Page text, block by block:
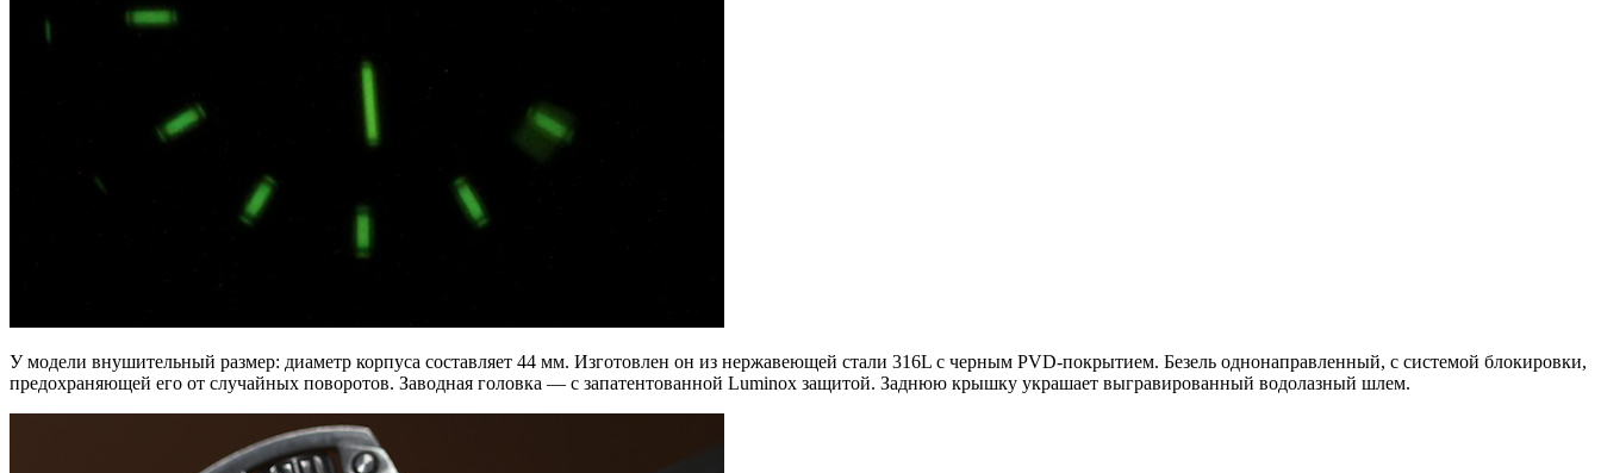
У модели внушительный размер: диаметр корпуса составляет 44 мм. Изготовлен он из нержавеющей стали 316L с черным PVD-покрытием. Безель однонаправленный, с системой блокировки,
предохраняющей его от случайных поворотов. Заводная головка — с запатентованной Luminox защитой. Заднюю крышку украшает выгравированный водолазный шлем.